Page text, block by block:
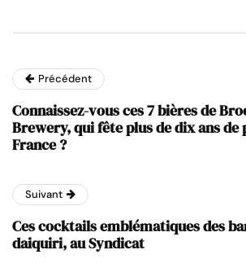
Précédent
Connaissez-vous ces 7 bières de
Brewery, qui fête plus de dix ans de
France ?
Suivant
Ces cocktails emblématiques des
daiquiri, au Syndicat